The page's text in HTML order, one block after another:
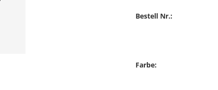
Bestell Nr.:
Farbe: